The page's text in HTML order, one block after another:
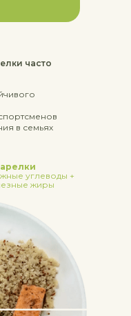
часто
в семьях
углеводы +
жиры